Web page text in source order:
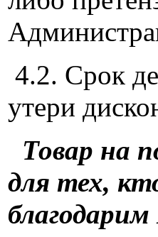
4.2. Срок
утери
Товар на
для тех,